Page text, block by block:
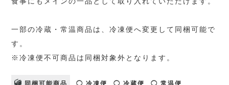
一部の冷蔵・常温商品は、冷凍便へ変更して同梱可能で
す。
※冷凍便不可商品は同梱対象外となります。
同梱可能商品 ◯ 冷凍便 ◯ 冷蔵便 ◯ 常温便